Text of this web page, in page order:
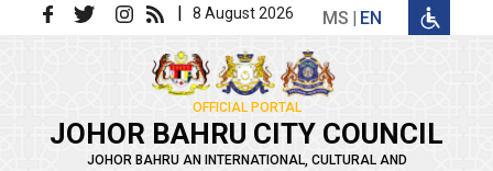
Skip to main content | 8 August 2026 MS EN
OFFICIAL PORTAL
JOHOR BAHRU CITY COUNCIL
JOHOR BAHRU AN INTERNATIONAL, CULTURAL AND